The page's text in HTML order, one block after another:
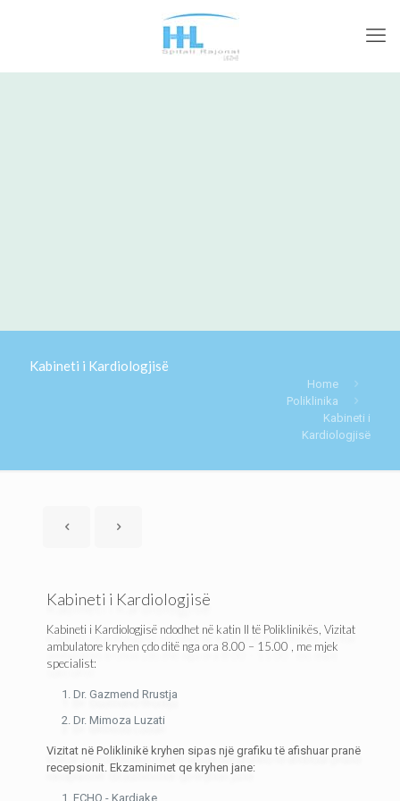
Kabineti i Kardiologjisë
Home
Poliklinika
Kabineti i
Kardiologjisë
Kabineti i Kardiologjisë
Kabineti i Kardiologjisë ndodhet në katin II të Poliklinikës, Vizitat
ambulatore kryhen çdo ditë nga ora 8.00 – 15.00 , me mjek
specialist:
Dr. Gazmend Rrustja
Dr. Mimoza Luzati
Vizitat në Poliklinikë kryhen sipas një grafiku të afishuar pranë
recepsionit. Ekzaminimet qe kryhen jane:
ECHO - Kardiake